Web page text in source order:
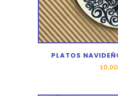
PLATOS
10,00